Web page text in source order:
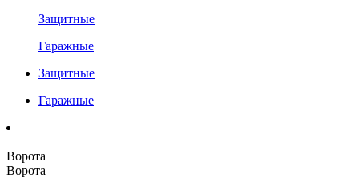
Защитные
Гаражные
Защитные
Гаражные
Ворота
Ворота